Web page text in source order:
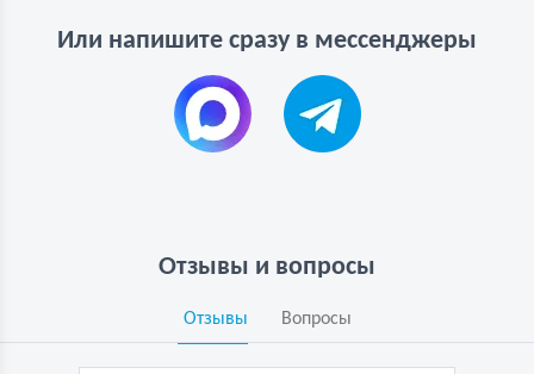
Или напишите сразу в мессенджеры
Отзывы и вопросы
Отзывы Вопросы